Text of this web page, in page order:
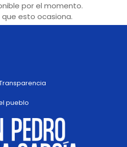
por el momento.
esto ocasiona.
pueblo